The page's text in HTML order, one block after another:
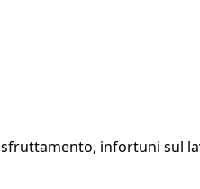
infortuni sul